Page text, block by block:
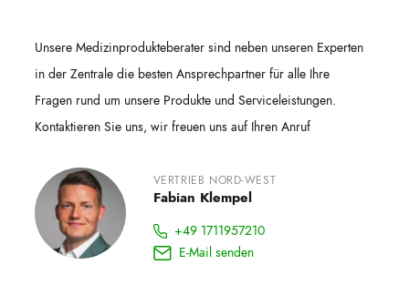
Unsere Medizinprodukteberater sind neben unseren Experten
in der Zentrale die besten Ansprechpartner für alle Ihre
Fragen rund um unsere Produkte und Serviceleistungen.
Kontaktieren Sie uns, wir freuen uns auf Ihren Anruf
VERTRIEB NORD-WEST
Fabian Klempel
+49 1711957210
E-Mail senden